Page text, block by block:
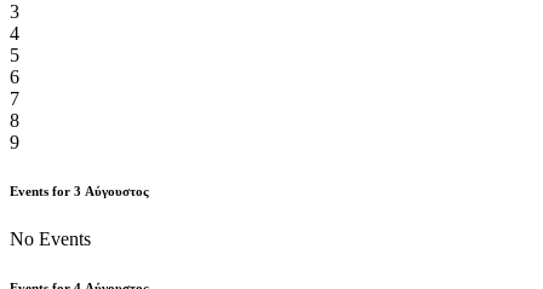
3
4
5
6
7
8
9
Events for 3 Αύγουστος
No Events